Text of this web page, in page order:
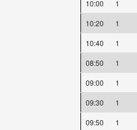
10:00
1
10:20
1
10:40
1
08:50
1
09:00
1
09:30
1
09:50
1